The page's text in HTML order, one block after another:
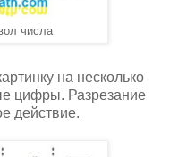
числа
на несколько
цифры. Разрезание
действие.